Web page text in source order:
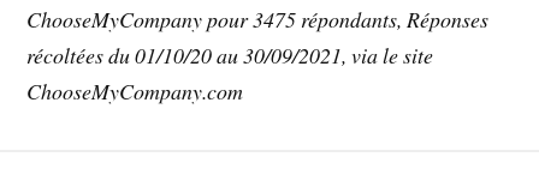
ChooseMyCompany pour 3475 répondants, Réponses
récoltées du 01/10/20 au 30/09/2021, via le site
ChooseMyCompany.com